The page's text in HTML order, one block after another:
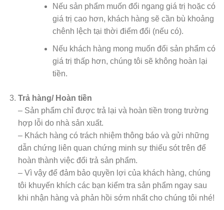
Nếu sản phẩm muốn đổi ngang giá trị hoặc có
giá trị cao hơn, khách hàng sẽ cần bù khoảng
chênh lệch tại thời điểm đổi (nếu có).
Nếu khách hàng mong muốn đổi sản phẩm có
giá trị thấp hơn, chúng tôi sẽ không hoàn lại
tiền.
Trả hàng/ Hoàn tiền
– Sản phẩm chỉ được trả lại và hoàn tiền trong trường
hợp lỗi do nhà sản xuất.
– Khách hàng có trách nhiệm thông báo và gửi những
dẫn chứng liên quan chứng minh sự thiếu sót trên để
hoàn thành việc đổi trả sản phẩm.
– Vì vậy để đảm bảo quyền lợi của khách hàng, chúng
tôi khuyến khích các bạn kiểm tra sản phẩm ngay sau
khi nhận hàng và phản hồi sớm nhất cho chúng tôi nhé!